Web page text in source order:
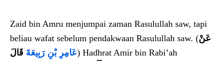
Zaid bin Amru menjumpai zaman Rasulullah saw, tapi
beliau wafat sebelum pendakwaan Rasulullah saw. (عَنْ
عَامِرِ بْنِ رَبِيعَةَ قَالَ
) Hadhrat Amir bin Rabi’ah